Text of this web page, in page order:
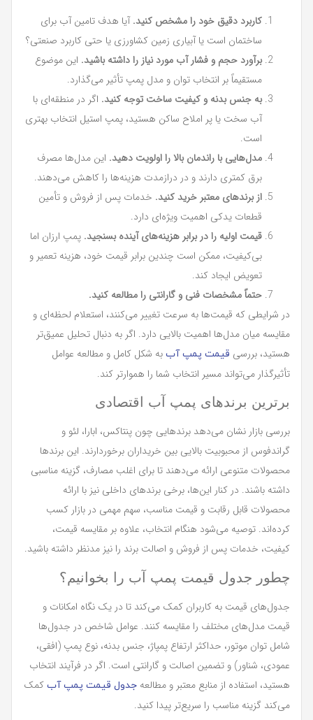
کاربرد دقیق خود را مشخص کنید.آیا هدف تامین آب برای
ساختمان است یا آبیاری زمین کشاورزی یا حتی کاربرد صنعتی؟
برآورد حجم و فشار آب مورد نیاز را داشته باشید. این موضوع
مستقیماً بر انتخاب توان و مدل پمپ تأثیر می‌گذارد.
به جنس بدنه و کیفیت ساخت توجه کنید. اگر در منطقه‌ای با
آب سخت یا پر املاح ساکن هستید، پمپ استیل انتخاب بهتری
است.
مدل‌هایی با راندمان بالا را اولویت دهید. این مدل‌ها مصرف
برق کمتری دارند و در درازمدت هزینه‌ها را کاهش می‌دهند.
از برندهای معتبر خرید کنید. خدمات پس از فروش و تأمین
قطعات یدکی اهمیت ویژه‌ای دارد.
قیمت اولیه را در برابر هزینه‌های آینده بسنجید. پمپ ارزان اما
بی‌کیفیت، ممکن است چندین برابر قیمت خود، هزینه تعمیر و
تعویض ایجاد کند.
حتماً مشخصات فنی و گارانتی را مطالعه کنید.
در شرایطی که قیمت‌ها به سرعت تغییر می‌کنند، استعلام لحظه‌ای و
مقایسه میان مدل‌ها اهمیت بالایی دارد. اگر به دنبال تحلیل عمیق‌تر
هستید، بررسی قیمت پمپ آب به شکل کامل و مطالعه عوامل
تأثیرگذار می‌تواند مسیر انتخاب شما را هموارتر کند.
برترین برندهای پمپ آب اقتصادی
بررسی بازار نشان می‌دهد برندهایی چون پنتاکس، ابارا، لئو و
گراندفوس از محبوبیت بالایی بین خریداران برخوردارند. این برندها
محصولات متنوعی ارائه می‌دهند تا برای اغلب مصارف، گزینه مناسبی
داشته باشند. در کنار این‌ها، برخی برندهای داخلی نیز با ارائه
محصولات قابل رقابت و قیمت مناسب، سهم مهمی در بازار کسب
کرده‌اند. توصیه می‌شود هنگام انتخاب، علاوه بر مقایسه قیمت،
کیفیت، خدمات پس از فروش و اصالت برند را نیز مدنظر داشته باشید.
چطور جدول قیمت پمپ آب را بخوانیم؟
جدول‌های قیمت به کاربران کمک می‌کند تا در یک نگاه امکانات و
قیمت مدل‌های مختلف را مقایسه کنند. عوامل شاخص در جدول‌ها
شامل توان موتور، حداکثر ارتفاع پمپاژ، جنس بدنه، نوع پمپ (افقی،
عمودی، شناور) و تضمین اصالت و گارانتی است. اگر در فرآیند انتخاب
هستید، استفاده از منابع معتبر و مطالعه جدول قیمت پمپ آب کمک
می‌کند گزینه مناسب را سریع‌تر پیدا کنید.